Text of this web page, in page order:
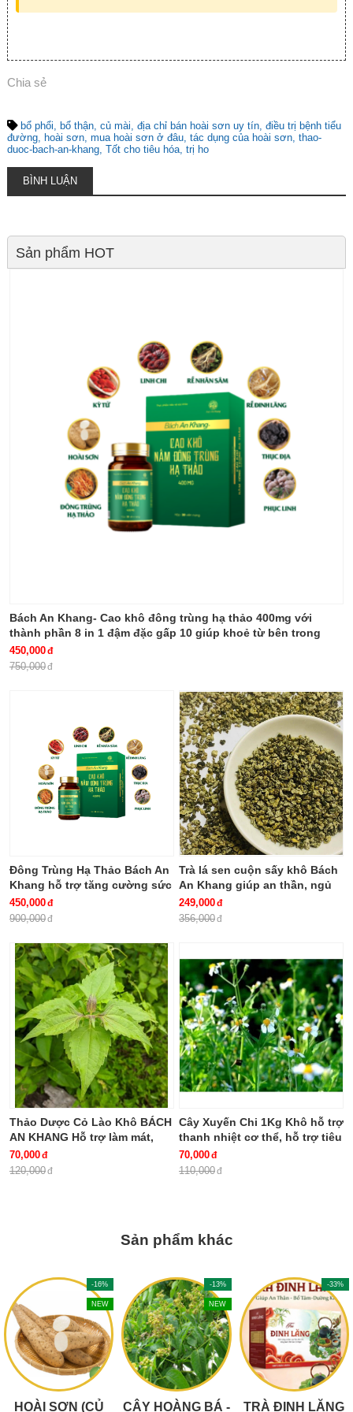
Chia sẻ
bổ phổi bổ thận củ mài địa chỉ bán hoài sơn uy tín điều trị bệnh tiểu
đường
hoài sơn mua hoài sơn ở đâu tác dụng của hoài sơn thao-
duoc-bach-an-khang Tốt cho tiêu hóa trị ho
BÌNH LUẬN
Sản phẩm HOT
Bách An Khang- Cao khô đông trùng hạ thảo 400mg với
thành phần 8 in 1 đậm đặc gấp 10 giúp khoẻ từ bên trong
bảo vệ gia đình bạn
450,000
750,000
Đông Trùng Hạ Thảo Bách An
Khang hỗ trợ tăng cường sức
khỏe, giảm mệt mỏi (hộp 30
viên)
450,000
900,000
Trà lá sen cuộn sấy khô Bách
An Khang giúp an thần, ngủ
ngon
249,000
356,000
Thảo Dược Cỏ Lào Khô BÁCH
AN KHANG Hỗ trợ làm mát,
giảm viêm, hỗ trợ tiêu hóa
70,000
120,000
Cây Xuyến Chi 1Kg Khô hỗ trợ
thanh nhiệt cơ thể, hỗ trợ tiêu
hóa BÁCH AN KHANG
70,000
110,000
Sản phẩm khác
-16%
NEW
HOÀI SƠN (CỦ
-13%
NEW
CÂY HOÀNG BÁ -
-33%
TRÀ ĐINH LĂNG